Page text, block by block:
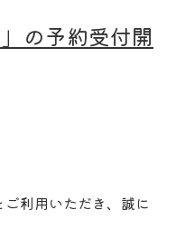
の予約受付開
利用いただき、誠に